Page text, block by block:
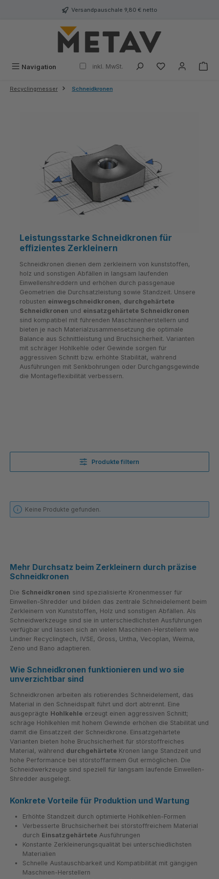
Versandpauschale 9,80 € netto
Navigation inkl. MwSt.
Recyclingmesser Schneidkronen
Leistungsstarke Schneidkronen für
effizientes Zerkleinern
Schneidkronen dienen dem zerkleinern von kunststoffen,
holz und sonstigen Abfällen in langsam laufenden
Einwellenshreddern und erhöhen durch passgenaue
Geometrien die Durchsatzleistung sowie Standzeit. Unsere
robusten einwegschneidkronen, durchgehärtete
Schneidkronen und einsatzgehärtete Schneidkronen
sind kompatibel mit führenden Maschinenherstellern und
bieten je nach Materialzusammensetzung die optimale
Balance aus Schnittleistung und Bruchsicherheit. Varianten
mit schräger Hohlkehle oder Gewinde sorgen für
aggressiven Schnitt bzw. erhöhte Stabilität, während
Ausführungen mit Senkbohrungen oder Durchgangsgewinde
die Montageflexibilität verbessern.
Produkte filtern
Keine Produkte gefunden.
Mehr Durchsatz beim Zerkleinern durch präzise
Schneidkronen
Die Schneidkronen sind spezialisierte Kronenmesser für
Einwellen-Shredder und bilden das zentrale Schneidelement beim
Zerkleinern von Kunststoffen, Holz und sonstigen Abfällen. Als
Schneidwerkzeuge sind sie in unterschiedlichsten Ausführungen
verfügbar und lassen sich an vielen Maschinen-Herstellern wie
Lindner Recyclingtech, IVSE, Gross, Untha, Vecoplan, Weima,
Zeno und Bano adaptieren.
Wie Schneidkronen funktionieren und wo sie
unverzichtbar sind
Schneidkronen arbeiten als rotierendes Schneidelement, das
Material in den Schneidspalt führt und dort abtrennt. Eine
ausgeprägte Hohlkehle erzeugt einen aggressiven Schnitt;
schräge Hohlkehlen mit hohem Gewinde erhöhen die Stabilität und
damit die Einsatzzeit der Schneidkrone. Einsatzgehärtete
Varianten bieten hohe Bruchsicherheit für störstoffreiches
Material, während durchgehärtete Kronen lange Standzeit und
hohe Performance bei störstoffarmem Gut ermöglichen. Die
Schneidwerkzeuge sind speziell für langsam laufende Einwellen-
Shredder ausgelegt.
Konkrete Vorteile für Produktion und Wartung
Erhöhte Standzeit durch optimierte Hohlkehlen-Formen
Verbesserte Bruchsicherheit bei störstoffreichem Material
durch EinsatzgehärteteAusführungen
Konstante Zerkleinerungsqualität bei unterschiedlichsten
Materialien
Schnelle Austauschbarkeit und Kompatibilität mit gängigen
Maschinen-Herstellern